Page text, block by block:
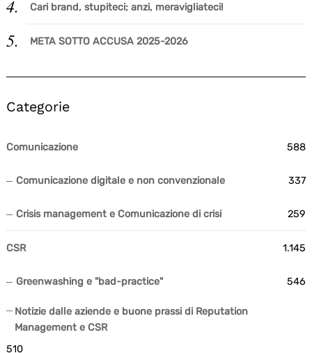
Cari brand, stupiteci; anzi, meravigliateci!
META SOTTO ACCUSA 2025-2026
Categorie
Comunicazione 588
Comunicazione digitale e non convenzionale 337
Crisis management e Comunicazione di crisi 259
CSR 1.145
Greenwashing e "bad-practice" 546
Notizie dalle aziende e buone prassi di Reputation
Management e CSR
510